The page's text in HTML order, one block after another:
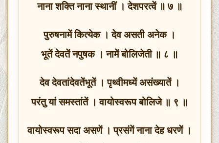
नाना शक्ति नाना स्थानीं । देशपरत्वें ॥ ७ ॥
पुरुषनामें कित्येक । देव असती अनेक ।
भूतें देवतें नपुषक । नामें बोलिजेती ॥ ८ ॥
देव देवतांदेवतेंभूतें । पृथ्वीमध्यें असंख्यातें ।
परंतु यां समस्तांतें । वायोस्वरूप बोलिजे ॥ ९ ॥
वायोस्वरूप सदा असणें । प्रसंगें नाना देह धरणें ।